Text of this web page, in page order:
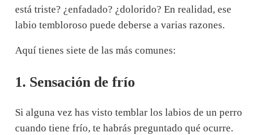
está triste? ¿enfadado? ¿dolorido? En realidad, ese
labio tembloroso puede deberse a varias razones.
Aquí tienes siete de las más comunes:
1. Sensación de frío
Si alguna vez has visto temblar los labios de un perro
cuando tiene frío, te habrás preguntado qué ocurre.